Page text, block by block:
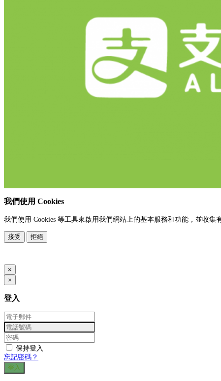
我們使用 Cookies
我們使用 Cookies 等工具來啟用我們網站上的基本服務和功能，並收
接受 拒絕
×
×
登入
保持登入
忘記密碼？
登入